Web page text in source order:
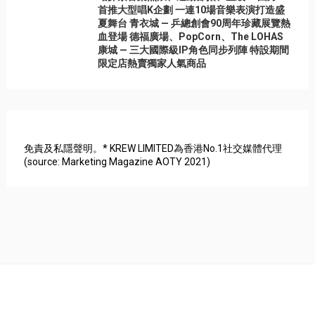
首推大型唱K企劃 一連10場音樂表演打造盛
夏舞台 青衣城 — 乒總創會90周年珍藏展覽熱
血登場 德福廣場、PopCorn、The LOHAS
康城 — 三大國際級IP角色同步列陣 特設期間
限定店熱賣獨家人氣商品
免責及私隱聲明。* KREW LIMITED為香港No.1社交媒體代理
(source: Marketing Magazine AOTY 2021)